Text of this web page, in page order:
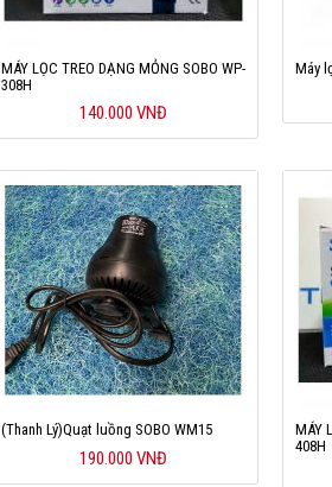
MÁY LỌC TREO DẠNG MỎNG SOBO WP-
308H
140.000 VNĐ
Máy
(Thanh Lý)Quạt luồng SOBO WM15
190.000 VNĐ
MÁY
408H